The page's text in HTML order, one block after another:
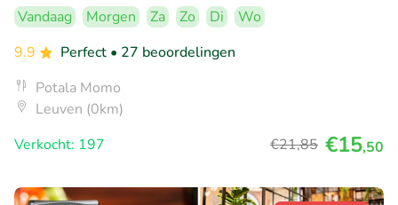
Vandaag Morgen Za Zo Di
Wo
9.9
Perfect • 27 beoordelingen
Potala Momo
Leuven (0km)
Verkocht: 197
€21,85 €15,50